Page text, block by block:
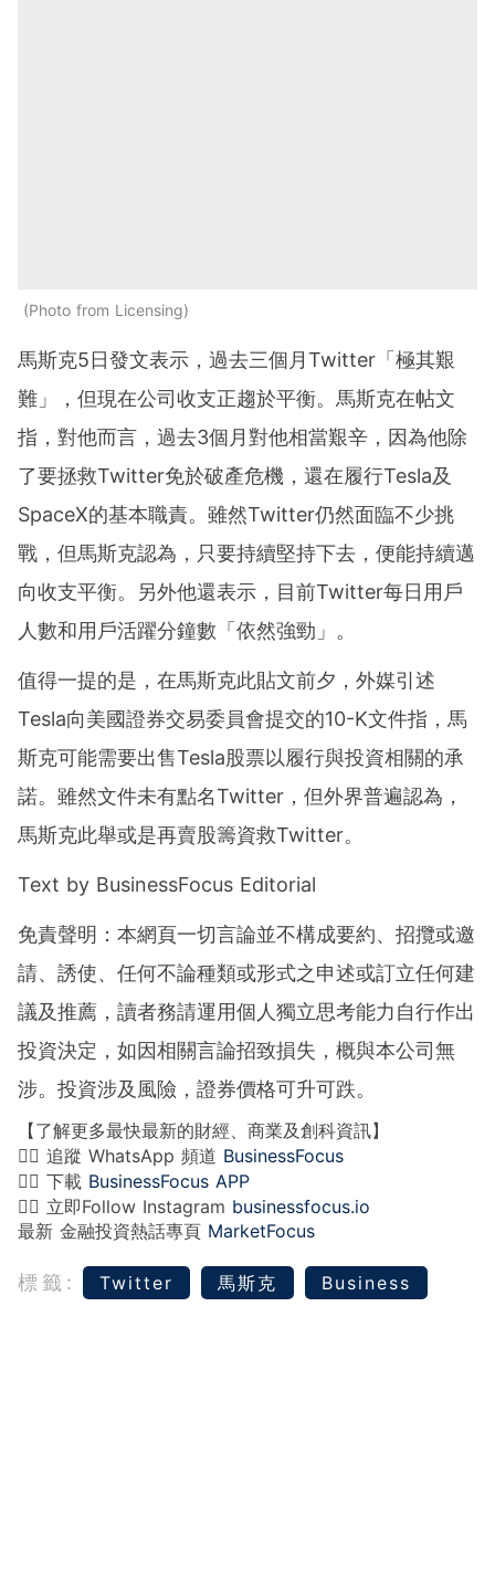
Photo from Licensing
馬斯克5日發文表示，過去三個月Twitter「極其艱
難」，但現在公司收支正趨於平衡。馬斯克在帖文
指，對他而言，過去3個月對他相當艱辛，因為他除
了要拯救Twitter免於破產危機，還在履行Tesla及
SpaceX的基本職責。雖然Twitter仍然面臨不少挑
戰，但馬斯克認為，只要持續堅持下去，便能持續邁
向收支平衡。另外他還表示，目前Twitter每日用戶
人數和用戶活躍分鐘數「依然強勁」。
值得一提的是，在馬斯克此貼文前夕，外媒引述
Tesla向美國證券交易委員會提交的10-K文件指，馬
斯克可能需要出售Tesla股票以履行與投資相關的承
諾。雖然文件未有點名Twitter，但外界普遍認為，
馬斯克此舉或是再賣股籌資救Twitter。
Text by BusinessFocus Editorial
免責聲明：本網頁一切言論並不構成要約、招攬或邀
請、誘使、任何不論種類或形式之申述或訂立任何建
議及推薦，讀者務請運用個人獨立思考能力自行作出
投資決定，如因相關言論招致損失，概與本公司無
涉。投資涉及風險，證券價格可升可跌。
【了解更多最快最新的財經、商業及創科資訊】
👉🏻 追蹤 WhatsApp 頻道 BusinessFocus
👉🏻 下載 BusinessFocus APP
👉🏻 立即Follow Instagram businessfocus.io
最新 金融投資熱話專頁 MarketFocus
標籤: ‎Twitter‬ 馬斯克 Business